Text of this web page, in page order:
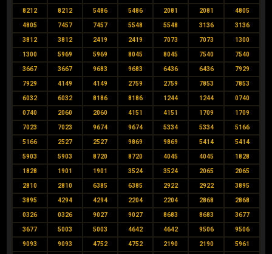
8212 8212 5486 5486 2081 2081 4805
4805 7457 7457 5548 5548 3136 3136
3812 3812 2419 2419 7073 7073 1300
1300 5969 5969 8045 8045 7540 7540
3667 3667 9683 9683 6436 6436 7929
7929 4149 4149 2759 2759 7853 7853
6032 6032 8186 8186 1244 1244 0740
0740 2060 2060 4151 4151 1709 1709
7023 7023 9674 9674 5334 5334 5166
5166 2527 2527 9869 9869 5414 5414
5903 5903 8720 8720 4045 4045 1828
1828 1901 1901 3524 3524 2065 2065
2810 2810 6385 6385 2922 2922 3895
3895 4294 4294 2204 2204 2868 2868
0326 0326 9027 9027 8683 8683 3677
3677 5003 5003 4642 4642 9506 9506
9093 9093 4752 4752 2190 2190 5961